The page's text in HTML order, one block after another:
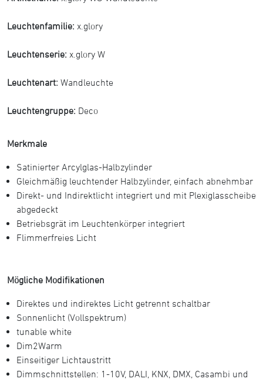
Leuchtenfamilie: x.glory
Leuchtenserie: x.glory W
Leuchtenart: Wandleuchte
Leuchtengruppe: Deco
Merkmale
Satinierter Arcylglas-Halbzylinder
Gleichmäßig leuchtender Halbzylinder, einfach abnehmbar
Direkt- und Indirektlicht integriert und mit Plexiglasscheibe
abgedeckt
Betriebsgrät im Leuchtenkörper integriert
Flimmerfreies Licht
Mögliche Modifikationen
Direktes und indirektes Licht getrennt schaltbar
Sonnenlicht (Vollspektrum)
tunable white
Dim2Warm
Einseitiger Lichtaustritt
Dimmschnittstellen: 1-10V, DALI, KNX, DMX, Casambi und